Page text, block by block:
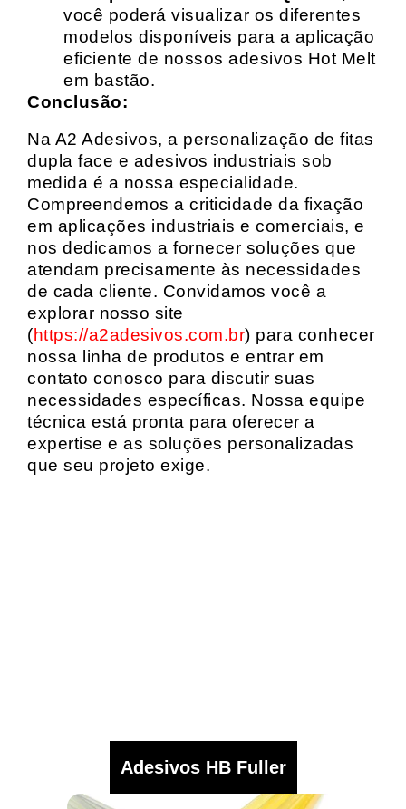
você poderá visualizar os diferentes
modelos disponíveis para a aplicação
eficiente de nossos adesivos Hot Melt
em bastão.
Conclusão:
Na A2 Adesivos, a personalização de fitas
dupla face e adesivos industriais sob
medida é a nossa especialidade.
Compreendemos a criticidade da fixação
em aplicações industriais e comerciais, e
nos dedicamos a fornecer soluções que
atendam precisamente às necessidades
de cada cliente. Convidamos você a
explorar nosso site
(https://a2adesivos.com.br) para conhecer
nossa linha de produtos e entrar em
contato conosco para discutir suas
necessidades específicas. Nossa equipe
técnica está pronta para oferecer a
expertise e as soluções personalizadas
que seu projeto exige.
Adesivos HB Fuller